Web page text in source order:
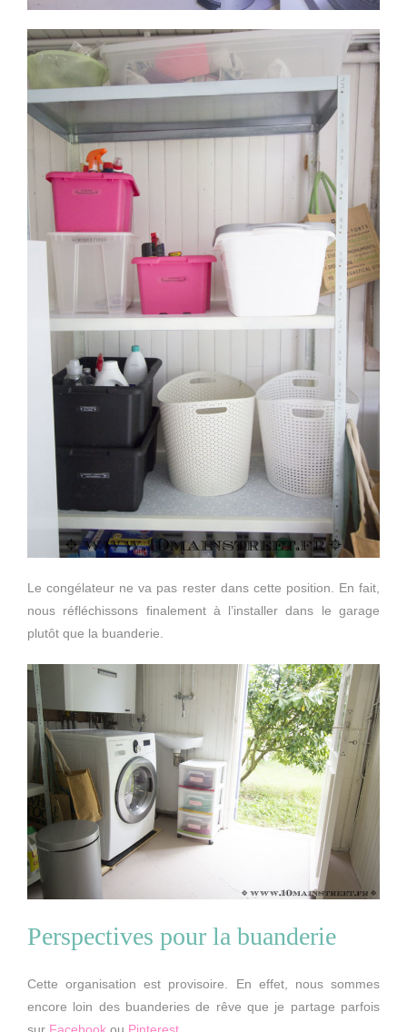
Le congélateur ne va pas rester dans cette position. En fait,
nous réfléchissons finalement à l’installer dans le garage
plutôt que la buanderie.
Perspectives pour la buanderie
Cette organisation est provisoire. En effet, nous sommes
encore loin des buanderies de rêve que je partage parfois